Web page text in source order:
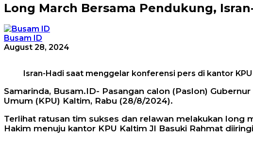
Long March Bersama Pendukung,
Busam ID
August 28, 2024
Isran-Hadi saat menggelar konferensi pers di kantor
Samarinda, Busam.ID- Pasangan calon (Paslon)
Umum (KPU) Kaltim, Rabu (28/8/2024).
Terlihat ratusan tim sukses dan relawan melakukan long
Hakim menuju kantor KPU Kaltim Jl Basuki Rahmat